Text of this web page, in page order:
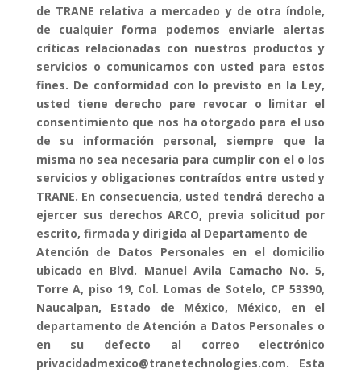
de TRANE relativa a mercadeo y de otra índole,
de cualquier forma podemos enviarle alertas
críticas relacionadas con nuestros productos y
servicios o comunicarnos con usted para estos
fines. De conformidad con lo previsto en la Ley,
usted tiene derecho pare revocar o limitar el
consentimiento que nos ha otorgado para el uso
de su información personal, siempre que la
misma no sea necesaria para cumplir con el o los
servicios y obligaciones contraídos entre usted y
TRANE. En consecuencia, usted tendrá derecho a
ejercer sus derechos ARCO, previa solicitud por
escrito, firmada y dirigida al Departamento de
Atención de Datos Personales en el domicilio
ubicado en Blvd. Manuel Avila Camacho No. 5,
Torre A, piso 19, Col. Lomas de Sotelo, CP 53390,
Naucalpan, Estado de México, México, en el
departamento de Atención a Datos Personales o
en su defecto al correo electrónico
privacidadmexico@tranetechnologies.com. Esta